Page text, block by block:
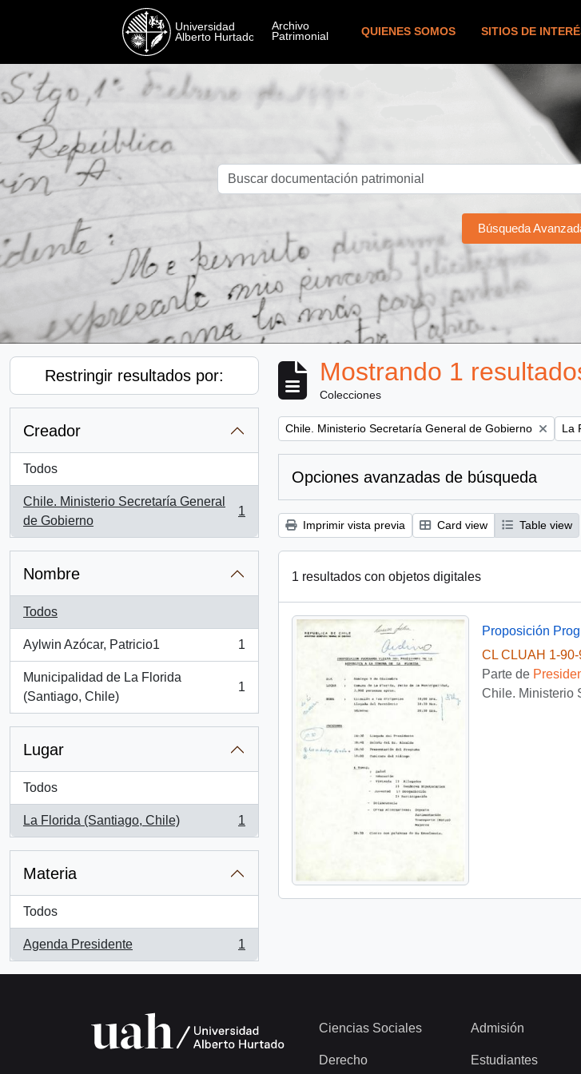
QUIENES SOMOS SITIOS DE
Búsqueda
Restringir resultados por:
Creador
Todos
Chile. Ministerio Secretaría General
de Gobierno
, 1 resultados
1
Nombre
Todos
Aylwin Azócar, Patricio1
, 1 resultados
1
Municipalidad de La Florida
(Santiago, Chile)
, 1 resultados
1
Lugar
Todos
La Florida (Santiago, Chile)
, 1 resultados
1
Materia
Todos
Agenda Presidente
, 1 resultados
1
Mostrando 1
Colecciones
Remove filter:
Chile. Ministerio Secretaría General de Gobierno La
Opciones avanzadas de búsqueda
Imprimir vista previa Card view Table view
1 resultados con objetos digitales
Proposición
CL CLUAH 1-
Parte de
Chile. Ministerio
Ciencias Sociales
Derecho
Admisión
Estudiantes